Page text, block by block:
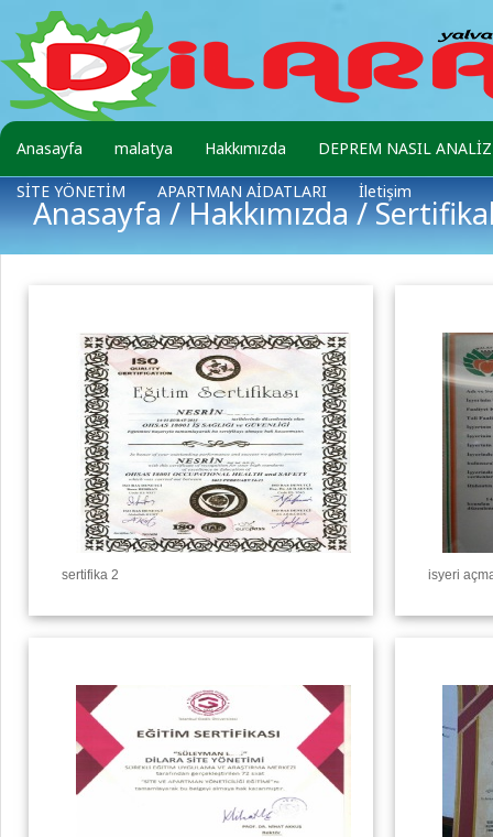
Anasayfa malatya Hakkımızda DEPREM NASIL
SİTE YÖNETİM APARTMAN AİDATLARI İletişim
Anasayfa/Hakkımızda/
sertifika 2 isyeri